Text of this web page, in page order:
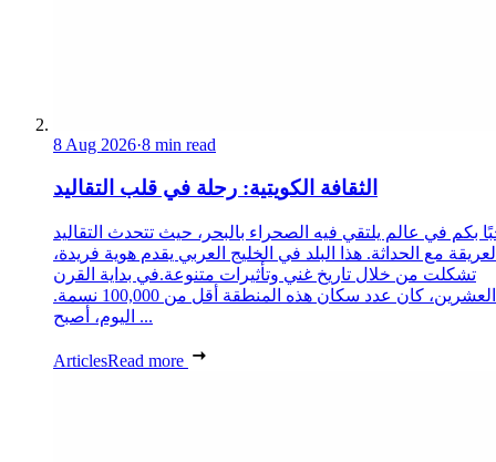
8 Aug 2026·8 min read
الثقافة الكويتية: رحلة في قلب التقاليد
بكم في عالم يلتقي فيه الصحراء بالبحر، حيث تتحدث التقاليد
مع الحداثة. هذا البلد في الخليج العربي يقدم هوية فريدة،
تشكلت من خلال تاريخ غني وتأثيرات متنوعة.في بداية القرن
العشرين، كان عدد سكان هذه المنطقة أقل من 100,000 نسمة.
اليوم، أصبح ...
ArticlesRead more